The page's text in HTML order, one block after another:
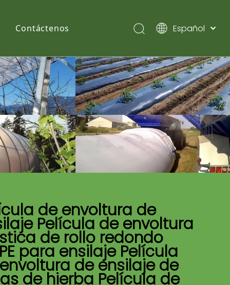
Contáctenos
Español
Pусский
de envoltura de
Película de envoltura
de rollo redondo
para ensilaje Película
de ensilaje de
de hierba Película de